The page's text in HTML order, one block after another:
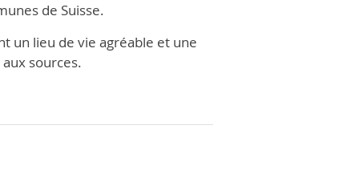
de Suisse.
un lieu de vie agréable et une
sources.